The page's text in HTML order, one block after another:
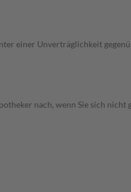
einer Unverträglichkeit
nach, wenn Sie sich nicht